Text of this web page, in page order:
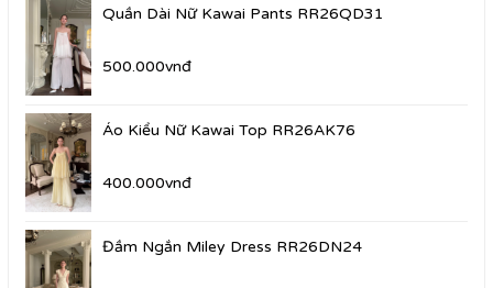
Quần Dài Nữ Kawai Pants RR26QD31
500.000vnđ
Áo Kiểu Nữ Kawai Top RR26AK76
400.000vnđ
Đầm Ngắn Miley Dress RR26DN24